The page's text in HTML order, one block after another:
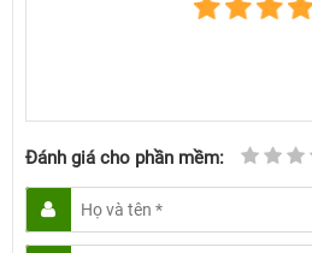
Đánh giá cho phần mềm: